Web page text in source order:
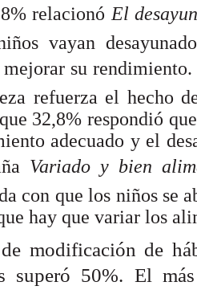
relacionó El
vayan
mejorar su
refuerza el hecho
32,8% respondió
adecuado y el
Variado y bien
con que los niños se
hay que variar los
modificación de
superó 50%. El